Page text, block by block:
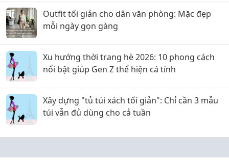
Outfit tối giản cho dân văn phòng: Mặc đẹp
mỗi ngày gọn gàng
Xu hướng thời trang hè 2026: 10 phong cách
nổi bật giúp Gen Z thể hiện cá tính
Xây dựng "tủ túi xách tối giản": Chỉ cần 3 mẫu
túi vẫn đủ dùng cho cả tuần